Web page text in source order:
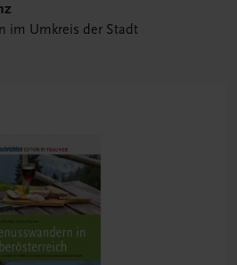
im Umkreis der Stadt